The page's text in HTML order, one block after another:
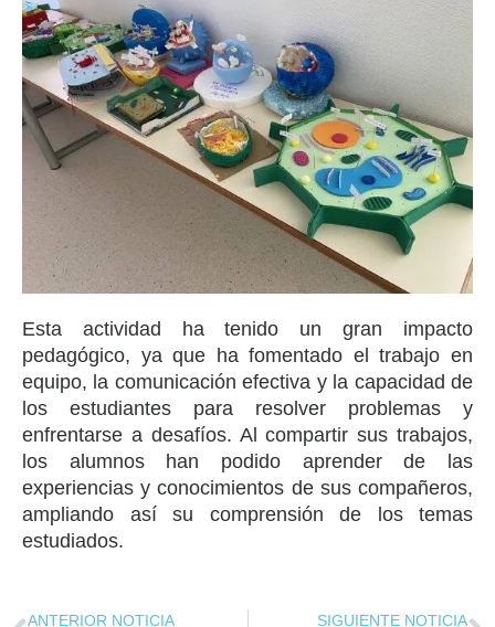
Esta actividad ha tenido un gran impacto
pedagógico, ya que ha fomentado el trabajo en
equipo, la comunicación efectiva y la capacidad de
los estudiantes para resolver problemas y
enfrentarse a desafíos. Al compartir sus trabajos,
los alumnos han podido aprender de las
experiencias y conocimientos de sus compañeros,
ampliando así su comprensión de los temas
estudiados.
ANTERIOR NOTICIA SIGUIENTE NOTICIA